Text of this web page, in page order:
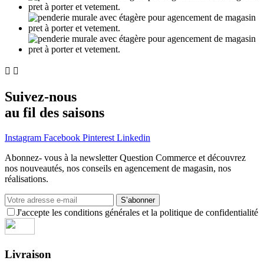
 
Suivez-nous
au fil des saisons
Instagram Facebook Pinterest Linkedin
Abonnez- vous à la newsletter Question Commerce et découvrez
nos nouveautés, nos conseils en agencement de magasin, nos
réalisations.
S’abonner
J'accepte les conditions générales et la politique de confidentialité
Livraison